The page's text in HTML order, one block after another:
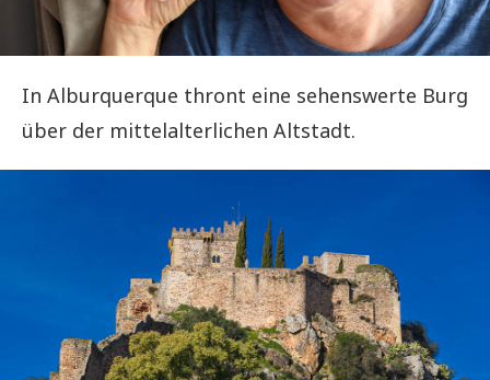
In Alburquerque thront eine sehenswerte Burg
über der mittelalterlichen Altstadt.